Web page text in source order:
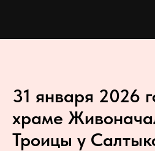
31 января 2026
храме
Троицы у